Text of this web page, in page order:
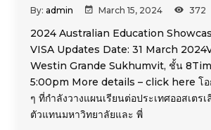
By: admin March 15, 2024 372
2024 Australian Education
VISA Updates Date: 31 March
Westin Grande Sukhumvit, ชั้น
5:00pm More details – click here โอ
ๆ ที่กำลังวางแผนเรียนต่อประเทศออสเตร
ตัวแทนมหาวิทยาลัยและ พี่